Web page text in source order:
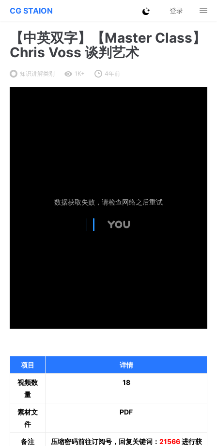
CG STAION 登录
【中英双字】【Master Class】
Chris Voss 谈判艺术
知识讲解类别 1K+ 4年前
项目 详情
视频数
量
18
素材文
件
PDF
备注 压缩密码前往订阅号，回复关键词： 21566进行获